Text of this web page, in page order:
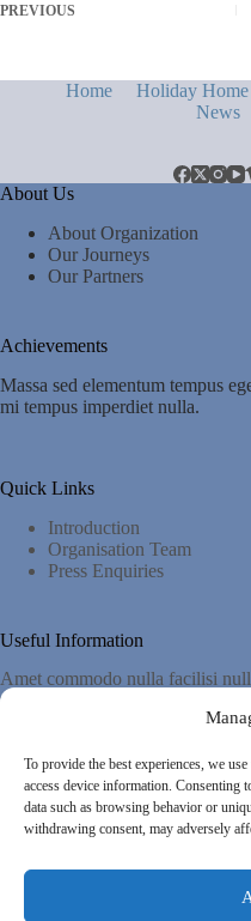
To provide the best experiences, we
access device information. Consenting
data such as browsing behavior or
withdrawing consent, may adversely
PREVIOUS
Home Holiday Home
News
About Us
About Organization
Our Journeys
Our Partners
Achievements
Massa sed elementum tempus
mi tempus imperdiet nulla.
Quick Links
Introduction
Organisation Team
Press Enquiries
Useful Information
Amet commodo nulla facilisi
pulvinar elementum integer enim.
Important Links
Privacy Policy
Cookies Policy